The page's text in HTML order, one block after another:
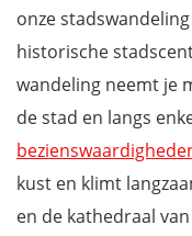
onze
historische
wandeling neemt je
de stad en langs
kust en klimt
en de kathedraal